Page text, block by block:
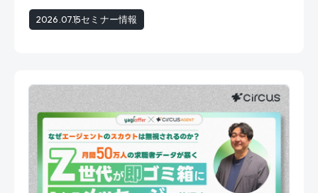
2026.07.15セミナー情報